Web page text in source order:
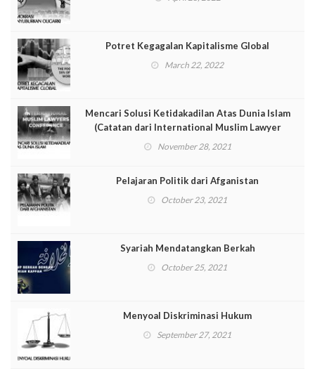
Potret Kegagalan Kapitalisme Global
March 22, 2022
Mencari Solusi Ketidakadilan Atas Dunia Islam
(Catatan dari International Muslim Lawyer
Conference [IMLC])
November 28, 2021
Pelajaran Politik dari Afganistan
October 23, 2021
Syariah Mendatangkan Berkah
October 25, 2021
Menyoal Diskriminasi Hukum
September 27, 2021